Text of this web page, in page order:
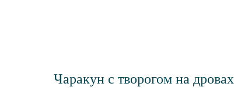
Чаракун с творогом на дровах